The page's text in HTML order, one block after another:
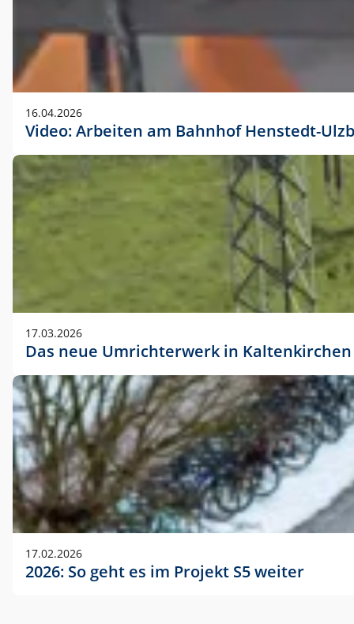
16.04.2026
Video: Arbeiten am Bahnhof Henstedt-
17.03.2026
Das neue Umrichterwerk in Kaltenkirchen
17.02.2026
2026: So geht es im Projekt S5 weiter